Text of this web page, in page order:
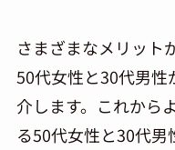
さまざまなメリット
50代女性と30代男性
介します。これから
る50代女性と30代